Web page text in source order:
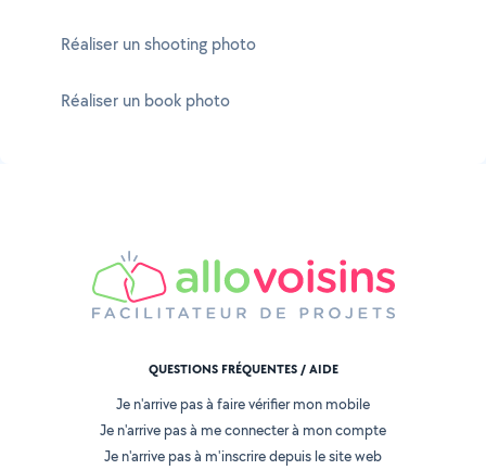
Réaliser un shooting photo
Réaliser un book photo
QUESTIONS FRÉQUENTES / AIDE
Je n'arrive pas à faire vérifier mon mobile
Je n'arrive pas à me connecter à mon compte
Je n'arrive pas à m'inscrire depuis le site web